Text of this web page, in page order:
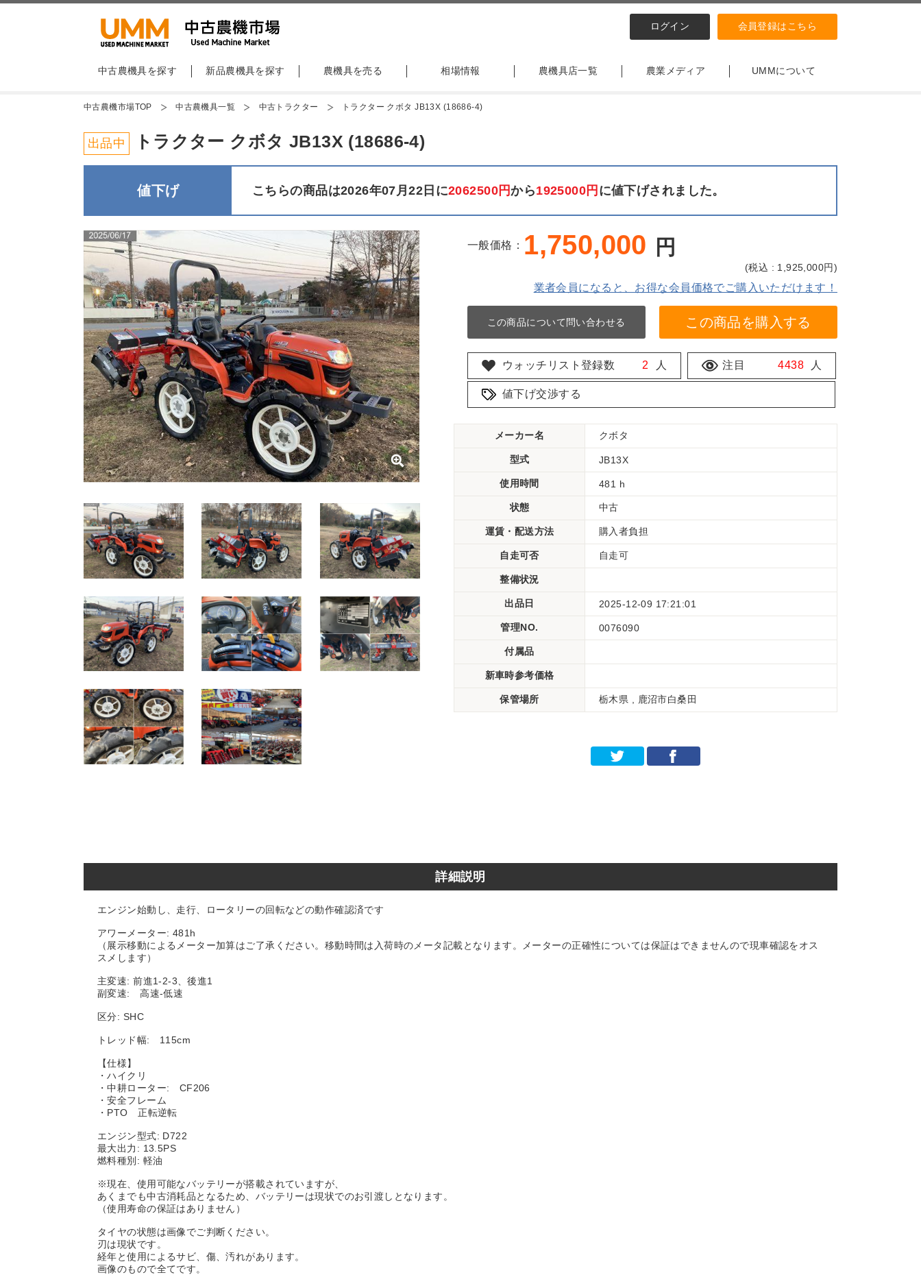
ログイン 会員登録はこちら
中古農機具を探す 新品農機具を探す 農機具を売る 相場情報 農機具店一覧 農業メディア UMMについて
中古農機市場TOP 中古農機具一覧 中古トラクター トラクター クボタ JB13X (18686-4)
出品中 トラクター クボタ JB13X (18686-4)
値下げ こちらの商品は2026年07月22日に2062500円から1925000円 に値下げされました。
一般価格： 1,750,000 円
(税込 : 1,925,000円)
業者会員になると、お得な会員価格でご購入いただけます！
この商品について問い合わせる この商品を購入する
ウォッチリスト登録数 2 人 注目 4438 人
値下げ交渉する
メーカー名 クボタ
型式 JB13X
使用時間 481 h
状態 中古
運賃・配送方法 購入者負担
自走可否 自走可
整備状況
出品日 2025-12-09 17:21:01
管理NO. 0076090
付属品
新車時参考価格
保管場所 栃木県 , 鹿沼市白桑田
詳細説明
エンジン始動し、走行、ロータリーの回転などの動作確認済です
アワーメーター: 481h
（展示移動によるメーター加算はご了承ください。移動時間は入荷時のメータ記載となります。メーターの正確性については保証はできませんので現車確認をオス
スメします）
主変速: 前進1-2-3、後進1
副変速: 高速-低速
区分: SHC
トレッド幅: 115cm
【仕様】
・ハイクリ
・中耕ローター: CF206
・安全フレーム
・PTO 正転逆転
エンジン型式: D722
最大出力: 13.5PS
燃料種別: 軽油
※現在、使用可能なバッテリーが搭載されていますが、
あくまでも中古消耗品となるため、バッテリーは現状でのお引渡しとなります。
（使用寿命の保証はありません）
タイヤの状態は画像でご判断ください。
刃は現状です。
経年と使用によるサビ、傷、汚れがあります。
画像のもので全てです。